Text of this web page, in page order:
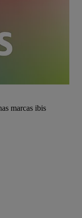
marcas ibis